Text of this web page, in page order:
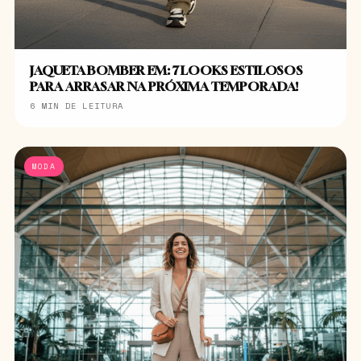
JAQUETA BOMBER EM: 7 LOOKS ESTILOSOS
PARA ARRASAR NA PRÓXIMA TEMPORADA!
6 MIN DE LEITURA
MODA